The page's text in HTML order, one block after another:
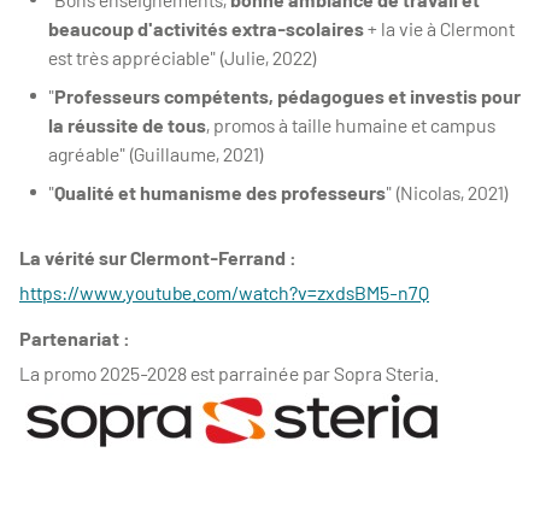
beaucoup d'activités extra-scolaires+ la vie à Clermont
est très appréciable" (Julie, 2022)
"Professeurs compétents, pédagogues et investis pour
la réussite de tous, promos à taille humaine et campus
agréable" (Guillaume, 2021)
"Qualité et humanisme des professeurs" (Nicolas, 2021)
La vérité sur Clermont-Ferrand :
https://www.youtube.com/watch?v=zxdsBM5-n7Q
Partenariat :
La promo 2025-2028 est parrainée par Sopra Steria.